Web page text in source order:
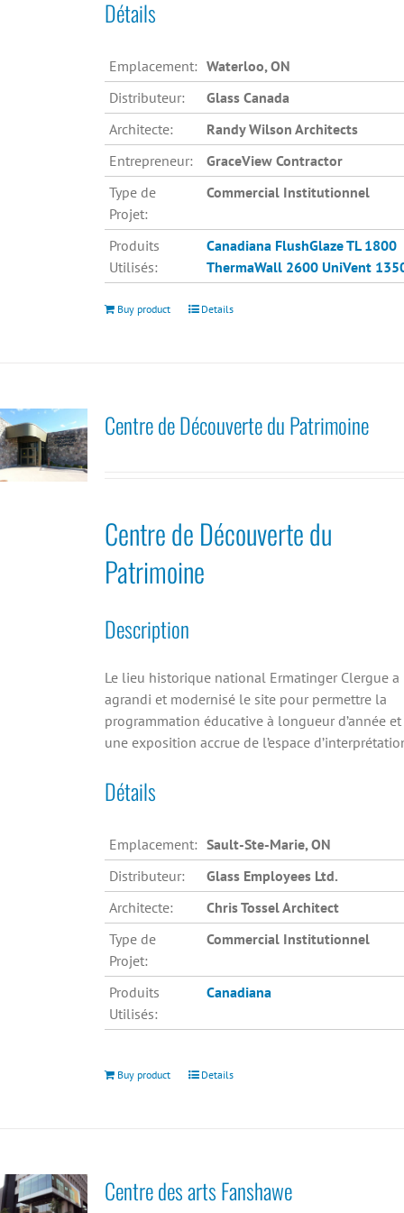
Détails
Emplacement: Waterloo, ON
Distributeur:
Glass Canada
Architecte:
Randy Wilson Architects
Entrepreneur:
GraceView Contractor
Type de
Projet:
Commercial Institutionnel
Produits
Utilisés:
Canadiana FlushGlaze TL 1800
ThermaWall 2600 UniVent
Buy product Details
Centre de Découverte du Patrimoine
Centre de Découverte du
Patrimoine
Description
Le lieu historique national Ermatinger Clergue a
agrandi et modernisé le site pour permettre la
programmation éducative à longueur d’année et
une exposition accrue de l’espace
Détails
Emplacement: Sault-Ste-Marie, ON
Distributeur:
Glass Employees Ltd.
Architecte:
Chris Tossel Architect
Type de
Projet:
Commercial Institutionnel
Produits
Utilisés:
Canadiana
Buy product Details
Centre des arts Fanshawe